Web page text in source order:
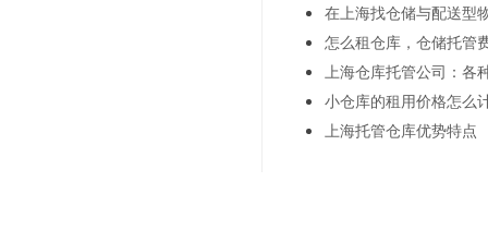
在上海找仓储与配送型
怎么租仓库，仓储托管
上海仓库托管公司：各
小仓库的租用价格怎么
上海托管仓库优势特点